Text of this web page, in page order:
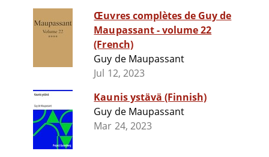
Œuvres complètes de Guy de
Maupassant - volume 22
(French)
Guy de Maupassant
Jul 12, 2023
Kaunis ystävä (Finnish)
Guy de Maupassant
Mar 24, 2023